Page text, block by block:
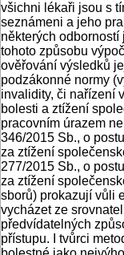
všichni lékaři jsou s
seznámeni a jeho
některých
tohoto způsobu
ověřování výsledků
podzákonné normy
invalidity, či nařízení
bolesti a ztížení
pracovním úrazem
346/2015 Sb., o
za ztížení
277/2015 Sb., o
za ztížení
sborů) prokazují vůli
vycházet ze
předvídatelných
přístupu. I tvůrci